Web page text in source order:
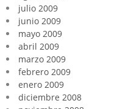
julio 2009
junio 2009
mayo 2009
abril 2009
marzo 2009
febrero 2009
enero 2009
diciembre 2008